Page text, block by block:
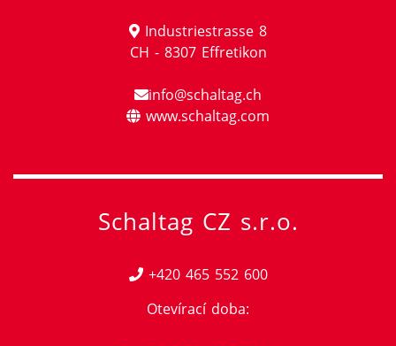
Industriestrasse 8
CH - 8307 Effretikon
info@schaltag.ch
www.schaltag.com
Schaltag CZ s.r.o.
+420 465 552 600
Otevírací doba: